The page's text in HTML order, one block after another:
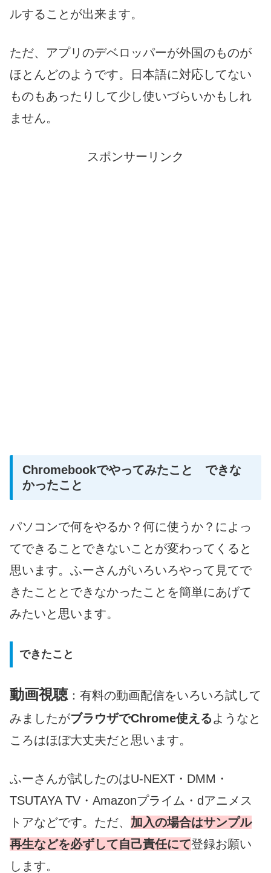
ルすることが出来ます。
ただ、アプリのデベロッパーが外国のものが
ほとんどのようです。日本語に対応してない
ものもあったりして少し使いづらいかもしれ
ません。
スポンサーリンク
Chromebookでやってみたこと できな
かったこと
パソコンで何をやるか？何に使うか？によっ
てできることできないことが変わってくると
思います。ふーさんがいろいろやって見てで
きたこととできなかったことを簡単にあげて
みたいと思います。
できたこと
動画視聴 ：有料の動画配信をいろいろ試して
みましたがブラウザでChrome使える ようなと
ころはほぼ大丈夫だと思います。
ふーさんが試したのはU-NEXT・DMM・
TSUTAYA TV・Amazonプライム・dアニメス
トアなどです。ただ、 加入の場合はサンプル
再生などを必ずして自己責任にて登録お願い
します。